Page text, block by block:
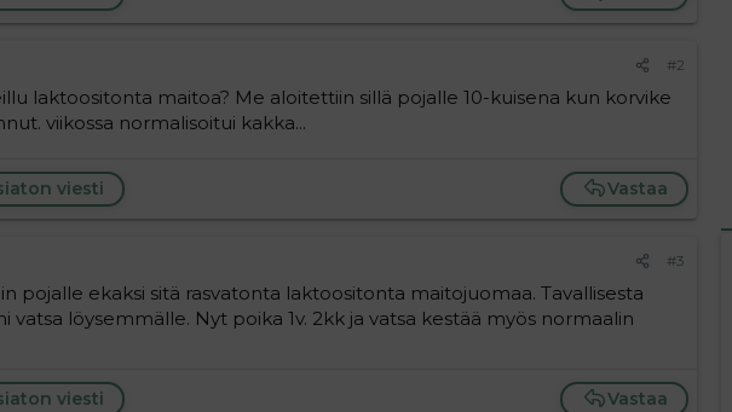
#2
laktoositonta maitoa? Me aloitettiin sillä pojalle 10-kuisena kun korvike
viikossa normalisoitui kakka...
Vastaa
viesti
#3
pojalle ekaksi sitä rasvatonta laktoositonta maitojuomaa. Tavallisesta
vatsa löysemmälle. Nyt poika 1v. 2kk ja vatsa kestää myös normaalin
Vastaa
viesti